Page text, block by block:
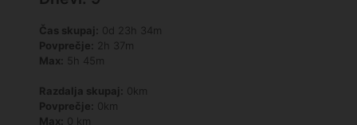
Čas skupaj: 0d 23h 34m
Povprečje: 2h 37m
Max: 5h 45m
Razdalja skupaj: 0km
Povprečje: 0km
Max: 0 km